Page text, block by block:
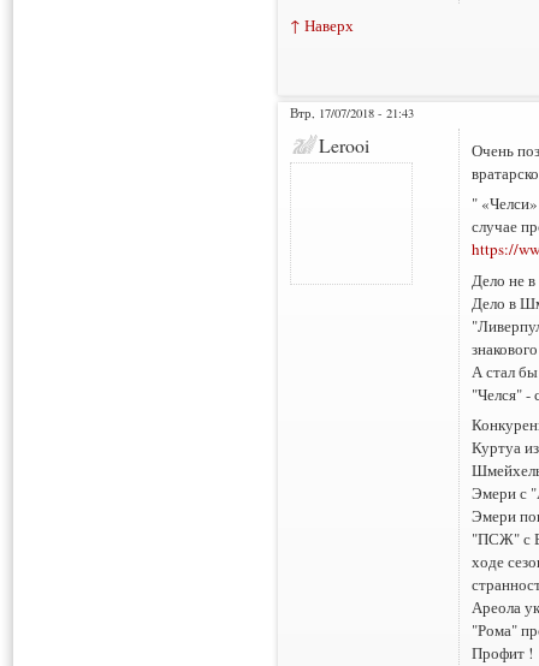
↑ Наверх
Втр, 17/07/2018 - 21:43
Lerooi
Очень
"
случае
https://
Дело не в
Дело в
А стал
"Челся" -
Куртуа
Эмери с
Эмери
"ПСЖ" с
ходе
Ареола
"Рома"
Профит !